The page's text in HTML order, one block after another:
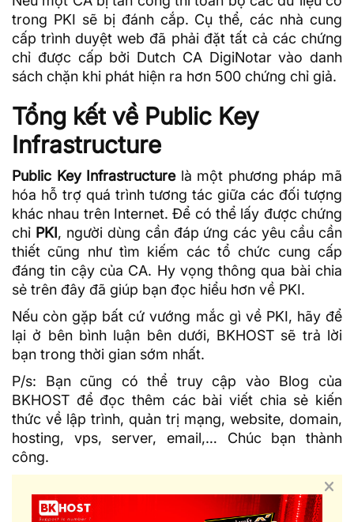
trong PKI sẽ bị đánh cắp. Cụ thể, các nhà cung
cấp trình duyệt web đã phải đặt tất cả các chứng
chỉ được cấp bởi Dutch CA DigiNotar vào danh
sách chặn khi phát hiện ra hơn 500 chứng chỉ giả.
Tổng kết về Public Key
Infrastructure
Public Key Infrastructurelà một phương pháp mã
hóa hỗ trợ quá trình tương tác giữa các đối tượng
khác nhau trên Internet. Để có thể lấy được chứng
chỉ PKI, người dùng cần đáp ứng các yêu cầu cần
thiết cũng như tìm kiếm các tổ chức cung cấp
đáng tin cậy của CA. Hy vọng thông qua bài chia
sẻ trên đây đã giúp bạn đọc hiểu hơn về PKI.
Nếu còn gặp bất cứ vướng mắc gì về PKI, hãy để
lại ở bên bình luận bên dưới, BKHOST sẽ trả lời
bạn trong thời gian sớm nhất.
P/s: Bạn cũng có thể truy cập vào Blog của
BKHOST để đọc thêm các bài viết chia sẻ kiến
thức về lập trình, quản trị mạng, website, domain,
hosting, vps, server, email,… Chúc bạn thành
công.